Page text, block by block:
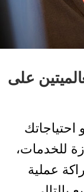
على
للخدمات،
عملية